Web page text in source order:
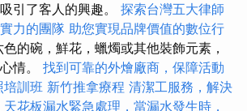
引了客人的興趣。 探索台灣五大律師
力的團隊 助您實現品牌價值的數位行
的碗，鮮花，蠟燭或其他裝飾元素，
情。 找到可靠的外燴廠商，保障活動
培訓班 新竹推拿療程 清潔工服務，解決
天花板漏水緊急處理，當漏水發生時，